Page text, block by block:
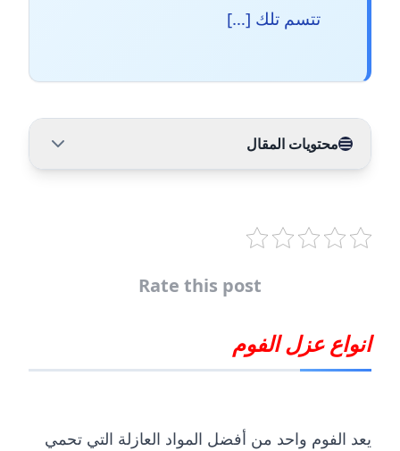
تتسم تلك […]
محتويات المقال
Rate this post
انواععزل الفوم
يعد الفوم واحد من أفضل المواد العازلة التي تحمي